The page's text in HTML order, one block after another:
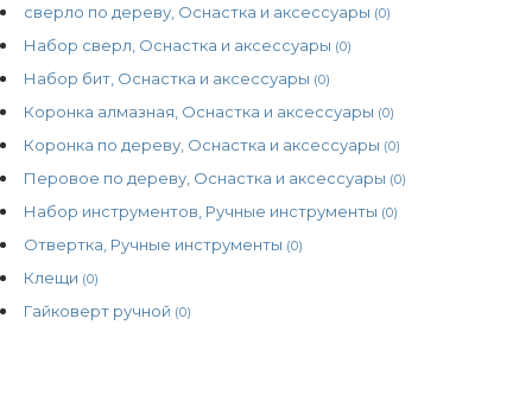
сверло по дереву, Оснастка и аксессуары (0)
Набор сверл, Оснастка и аксессуары (0)
Набор бит, Оснастка и аксессуары (0)
Коронка алмазная, Оснастка и аксессуары (0)
Коронка по дереву, Оснастка и аксессуары (0)
Перовое по дереву, Оснастка и аксессуары (0)
Набор инструментов, Ручные инструменты (0)
Отвертка, Ручные инструменты (0)
Клещи (0)
Гайковерт ручной (0)